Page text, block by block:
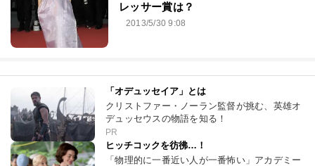
レッサー賞は？
2013/5/30 9:08
「オデュッセイア」とは
クリストファー・ノーラン監督が挑む、英雄オ
デュッセウスの物語を知る！
PR
ヒッチコックを彷彿…！
「物理的に一番近い人が一番怖い」アカデミー